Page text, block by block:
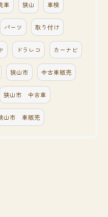
車 狭山 車検
パーツ 取り付け
ドラレコ カーナビ
狭山市 中古車販売
狭山市 中古車
山市 車販売